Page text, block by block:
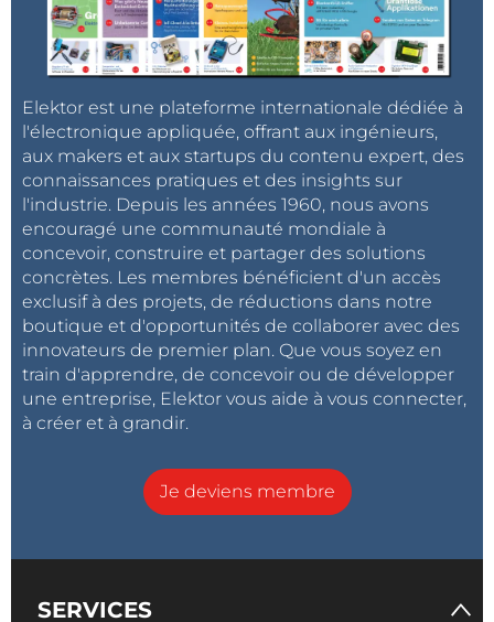
Elektor est une plateforme internationale dédiée à
l'électronique appliquée, offrant aux ingénieurs,
aux makers et aux startups du contenu expert, des
connaissances pratiques et des insights sur
l'industrie. Depuis les années 1960, nous avons
encouragé une communauté mondiale à
concevoir, construire et partager des solutions
concrètes. Les membres bénéficient d'un accès
exclusif à des projets, de réductions dans notre
boutique et d'opportunités de collaborer avec des
innovateurs de premier plan. Que vous soyez en
train d'apprendre, de concevoir ou de développer
une entreprise, Elektor vous aide à vous connecter,
à créer et à grandir.
Je deviens membre
SERVICES